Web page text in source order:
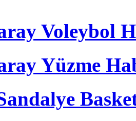
Voleybol
Yüzme